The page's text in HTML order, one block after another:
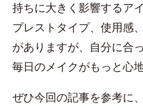
持ちに大きく影響するア
プレストタイプ、使用感
がありますが、自分に合
毎日のメイクがもっと心
ぜひ今回の記事を参考に